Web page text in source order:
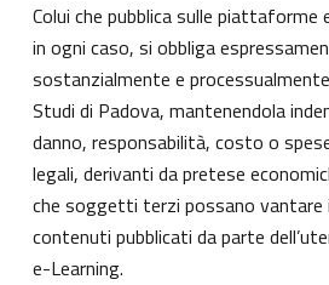
Colui che pubblica sulle piattaforme
in ogni caso, si obbliga
sostanzialmente e
Studi di Padova, mantenendola
danno, responsabilità, costo o
legali, derivanti da pretese
che soggetti terzi possano vantare
contenuti pubblicati da parte
e-Learning.